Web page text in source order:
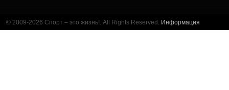
© 2009-2026 Спорт – это жизнь!. All Rights Reserved. Информация